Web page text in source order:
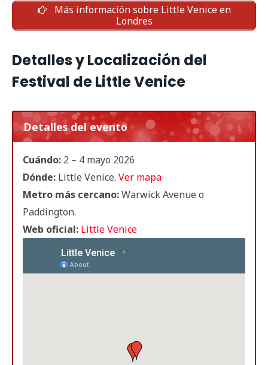
Más información sobre Little Venice en
Londres
Detalles y Localización del
Festival de Little Venice
Detalles del evento
Cuándo: 2 – 4 mayo 2026
Dónde: Little Venice. Ver mapa
Metro más cercano:Warwick Avenue o
Paddington.
Web oficial: Little Venice